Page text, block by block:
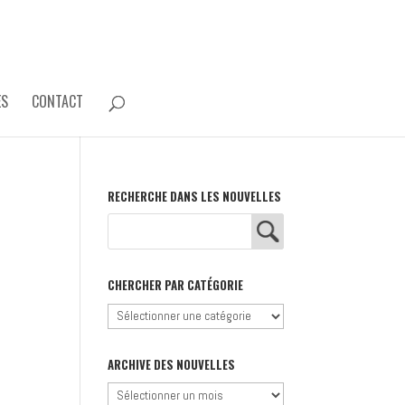
CONTACT
RECHERCHE DANS LES NOUVELLES
CHERCHER PAR CATÉGORIE
Chercher
catégorie
ARCHIVE DES NOUVELLES
Archive